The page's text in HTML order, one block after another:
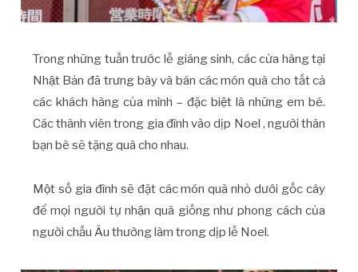
Trong những tuần trước lễ giáng sinh, các cửa hàng tại
Nhật Bản đã trưng bày và bán các món quà cho tất cả
các khách hàng của mình – đặc biệt là những em bé.
Các thành viên trong gia đình vào dịp Noel , người thân
bạn bè sẽ tặng quà cho nhau.
Một số gia đình sẽ đặt các món quà nhỏ dưới gốc cây
để mọi người tự nhận quà giống như phong cách của
người chấu Âu thường làm trong dịp lễ Noel.